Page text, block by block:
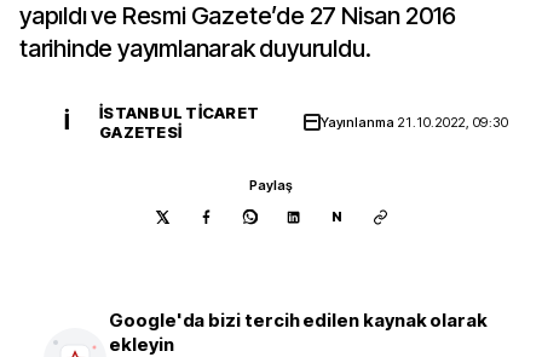
yapıldı ve Resmi Gazete’de 27 Nisan 2016
tarihinde yayımlanarak duyuruldu.
İ
İSTANBUL TICARET
GAZETESI
Yayınlanma 21.10.2022, 09:30
Paylaş
N
Google'da bizi tercih edilen kaynak olarak
ekleyin